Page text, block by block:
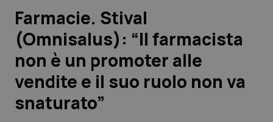
Lavoro e Professioni
Scienza e Farmaci
Studi e Analisi
Lettere al direttore
Farmacie. Stival
(Omnisalus): “Il farmacista
non è un promoter alle
vendite e il suo ruolo non va
snaturato”